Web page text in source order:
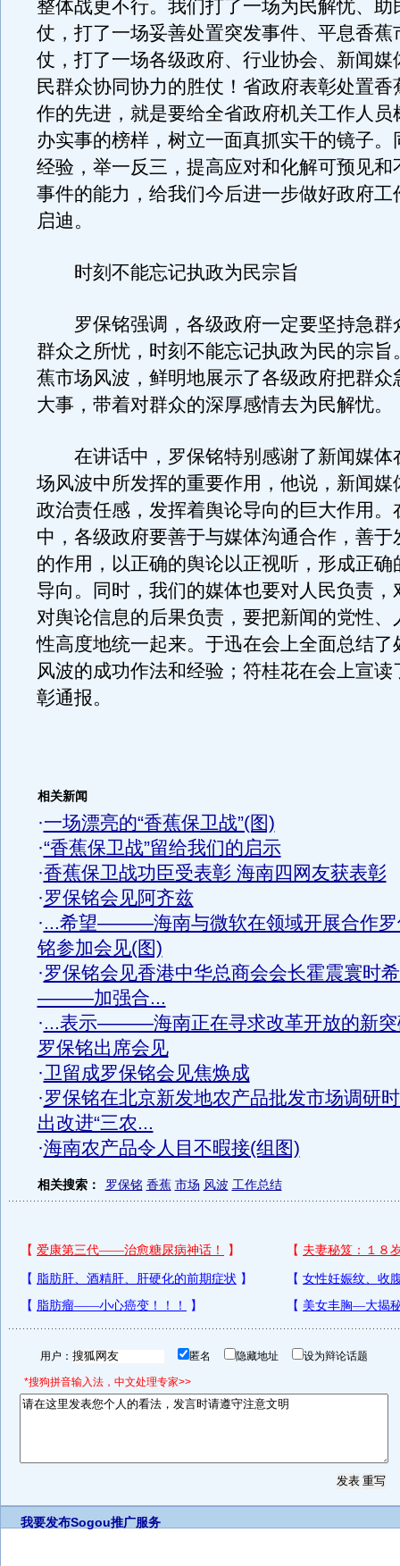
整体战更不行。我们打了一场为民解忧、助
仗，打了一场妥善处置突发事件、平息香蕉
仗，打了一场各级政府、行业协会、新闻媒
民群众协同协力的胜仗！省政府表彰处置香
作的先进，就是要给全省政府机关工作人员
办实事的榜样，树立一面真抓实干的镜子。
经验，举一反三，提高应对和化解可预见和
事件的能力，给我们今后进一步做好政府工
启迪。
时刻不能忘记执政为民宗旨
罗保铭强调，各级政府一定要坚持急群
群众之所忧，时刻不能忘记执政为民的宗旨
蕉市场风波，鲜明地展示了各级政府把群众
大事，带着对群众的深厚感情去为民解忧。
在讲话中，罗保铭特别感谢了新闻媒体
场风波中所发挥的重要作用，他说，新闻媒
政治责任感，发挥着舆论导向的巨大作用。
中，各级政府要善于与媒体沟通合作，善于
的作用，以正确的舆论以正视听，形成正确
导向。同时，我们的媒体也要对人民负责，
对舆论信息的后果负责，要把新闻的党性、
性高度地统一起来。于迅在会上全面总结了
风波的成功作法和经验；符桂花在会上宣读
彰通报。
相关新闻
·一场漂亮的“香蕉保卫战”(图)
·“香蕉保卫战”留给我们的启示
·香蕉保卫战功臣受表彰 海南四网友获表彰
·罗保铭会见阿齐兹
·...希望———海南与微软在领域开展合作罗
铭参加会见(图)
·罗保铭会见香港中华总商会会长霍震寰时
———加强合...
·...表示———海南正在寻求改革开放的新突
罗保铭出席会见
·卫留成罗保铭会见焦焕成
·罗保铭在北京新发地农产品批发市场调研
出改进“三农...
·海南农产品令人目不暇接(组图)
相关搜索： 罗保铭 香蕉 市场 风波 工作总结
用户： 匿名 隐藏地址 设为辩论话题
*搜狗拼音输入法，中文处理专家>>
我要发布Sogou推广服务